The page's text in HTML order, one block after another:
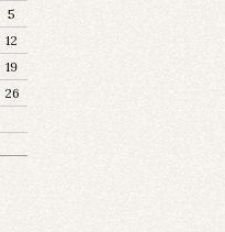
5
12
19
26